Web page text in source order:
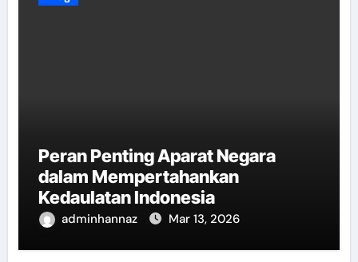
Peran Penting Aparat Negara
dalam Mempertahankan
Kedaulatan Indonesia
adminhannaz Mar 13, 2026